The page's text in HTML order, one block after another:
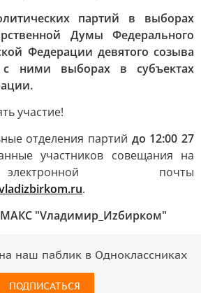
партий в выборах
Думы Федерального
Федерации девятого созыва
ними выборах в субъектах
участие!
отделения партий до 12:00 27
участников совещания на
почты
.
МАКС "Vладимир_Иzбирком"
наш паблик в Одноклассниках
ПОДПИСАТЬСЯ